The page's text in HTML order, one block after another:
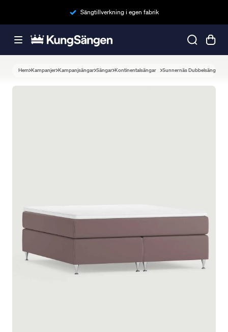
Sängtillverkning i egen fabrik
Hem Kampanjer Kampanjsängar Sängar Kontinentalsängar Sunnernäs Dubbelsäng